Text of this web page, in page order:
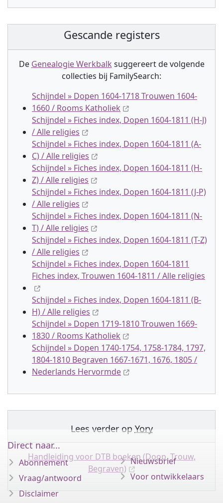
Gescande registers
De Genealogie Werkbalk suggereert de volgende
collecties bij FamilySearch:
Schijndel » Dopen 1604-1718 Trouwen 1604-
1660 / Rooms Katholiek
Schijndel » Fiches index, Dopen 1604-1811 (H-J)
/ Alle religies
Schijndel » Fiches index, Dopen 1604-1811 (A-
C) / Alle religies
Schijndel » Fiches index, Dopen 1604-1811 (H-
Z) / Alle religies
Schijndel » Fiches index, Dopen 1604-1811 (J-P)
/ Alle religies
Schijndel » Fiches index, Dopen 1604-1811 (N-
T) / Alle religies
Schijndel » Fiches index, Dopen 1604-1811 (T-Z)
/ Alle religies
Schijndel » Fiches index, Dopen 1604-1811
Fiches index, Trouwen 1604-1811 / Alle religies
Schijndel » Fiches index, Dopen 1604-1811 (B-
H) / Alle religies
Schijndel » Dopen 1719-1810 Trouwen 1669-
1830 / Rooms Katholiek
Schijndel » Dopen 1740-1754, 1758-1784, 1797,
1804-1810 Begraven 1667-1671, 1676, 1805 /
Nederlands Hervormde
Lees verder op Yory
Handleiding voor DTB boeken (Doop, Trouw,
Begraven)
Direct naar...
Abonnement
Vraag/antwoord
Disclaimer
Nieuwsbrief
Voor ontwikkelaars